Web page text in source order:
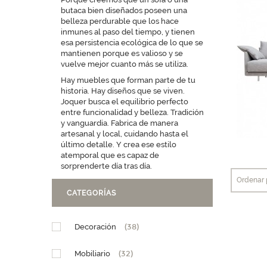
butaca bien diseñados poseen una
belleza perdurable que los hace
inmunes al paso del tiempo, y tienen
esa persistencia ecológica de lo que se
mantienen porque es valioso y se
vuelve mejor cuanto más se utiliza.
Hay muebles que forman parte de tu
historia. Hay diseños que se viven.
Joquer busca el equilibrio perfecto
entre funcionalidad y belleza. Tradición
y vanguardia. Fabrica de manera
artesanal y local, cuidando hasta el
último detalle. Y crea ese estilo
atemporal que es capaz de
sorprenderte día tras día.
CATEGORÍAS
Decoración (38)
Mobiliario (32)
Ordenar